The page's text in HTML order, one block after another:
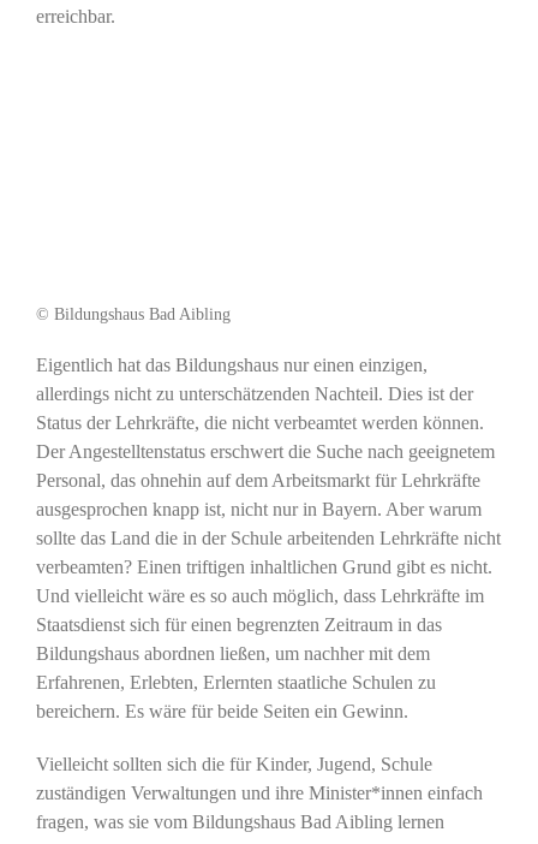
erreichbar.
© Bildungshaus Bad Aibling
Eigentlich hat das Bildungshaus nur einen einzigen,
allerdings nicht zu unterschätzenden Nachteil. Dies ist der
Status der Lehrkräfte, die nicht verbeamtet werden können.
Der Angestelltenstatus erschwert die Suche nach geeignetem
Personal, das ohnehin auf dem Arbeitsmarkt für Lehrkräfte
ausgesprochen knapp ist, nicht nur in Bayern. Aber warum
sollte das Land die in der Schule arbeitenden Lehrkräfte nicht
verbeamten? Einen triftigen inhaltlichen Grund gibt es nicht.
Und vielleicht wäre es so auch möglich, dass Lehrkräfte im
Staatsdienst sich für einen begrenzten Zeitraum in das
Bildungshaus abordnen ließen, um nachher mit dem
Erfahrenen, Erlebten, Erlernten staatliche Schulen zu
bereichern. Es wäre für beide Seiten ein Gewinn.
Vielleicht sollten sich die für Kinder, Jugend, Schule
zuständigen Verwaltungen und ihre Minister*innen einfach
fragen, was sie vom Bildungshaus Bad Aibling lernen